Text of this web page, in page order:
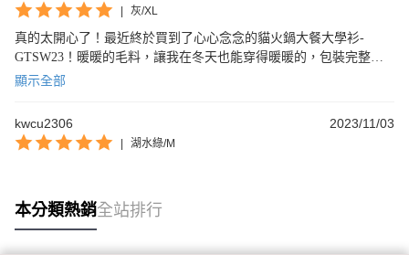
灰/XL
真的太開心了！最近終於買到了心心念念的貓火鍋大餐大學衫-
GTSW23！暖暖的毛料，讓我在冬天也能穿得暖暖的，包裝完整、
出貨速度快，還附上可愛的小禮物，完全超出預期！質量也十分優
顯示全部
kwcu2306 2023/11/03
湖水綠/M
本分類熱銷全站排行